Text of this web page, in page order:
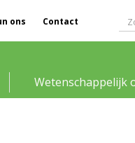
ons Contact
Wetenschappelijk